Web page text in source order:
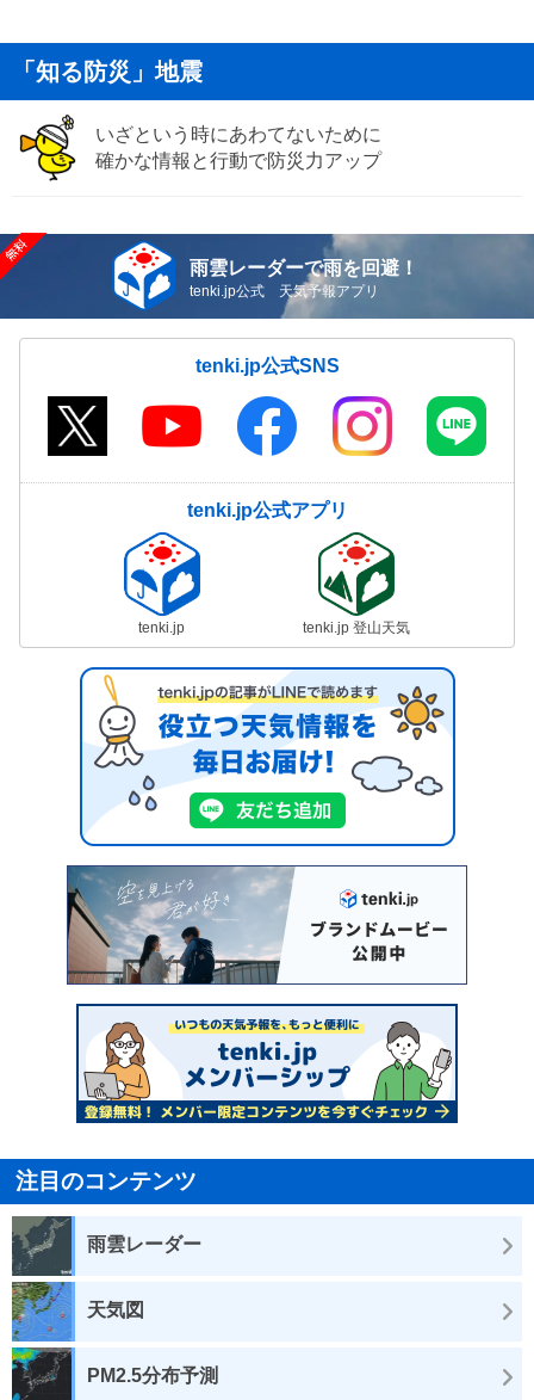
「知る防災」地震
いざという時にあわてないために
確かな情報と行動で防災力アップ
雨雲レーダーで雨を回避！
tenki.jp公式 天気予報アプリ
tenki.jp公式SNS
tenki.jp公式アプリ
tenki.jp tenki.jp 登山天気
注目のコンテンツ
雨雲レーダー
天気図
PM2.5分布予測